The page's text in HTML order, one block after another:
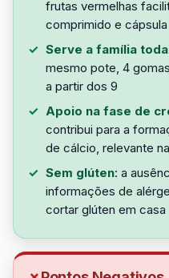
frutas vermelhas
comprimido e cápsula
Serve a família toda
mesmo pote, 4
a partir dos 9
Apoio na fase de
contribui para a
de cálcio, relevante
Sem glúten: a
informações de
cortar glúten em casa